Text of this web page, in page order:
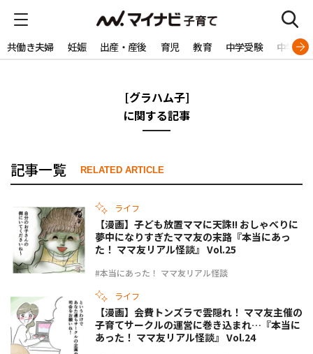
共働き夫婦 妊娠 出産・産後 育児 教育 中学受験 中学生
[グラハム子]
に関する記事
記事一覧 RELATED ARTICLE
ライフ
#本当にあった！ ママ友リアル怪談
【漫画】子ども放置ママに天誅!! おしゃべりに
夢中になりすぎたママ友の末路『本当にあっ
た！ ママ友リアル怪談』 Vol.25
ライフ
【漫画】会費トンズラで雲隠れ！ ママ友主催の
子育てサークルの運営に巻き込まれ…『本当に
あった！ ママ友リアル怪談』 Vol.24